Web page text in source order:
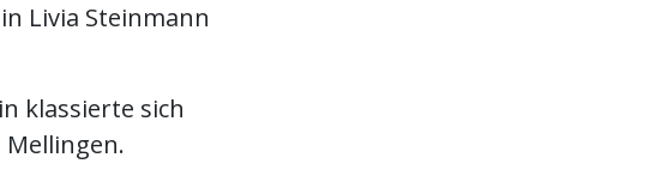
Livia Steinmann
klassierte sich
Mellingen.